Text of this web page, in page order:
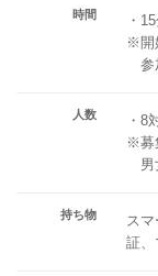
時間
・
※開
参
人数
・8
※募
男
持ち物
ス
証、